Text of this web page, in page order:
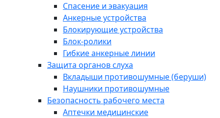
Спасение и эвакуация
Анкерные устройства
Блокирующие устройства
Блок-ролики
Гибкие анкерные линии
Защита органов слуха
Вкладыши противошумные (беруши)
Наушники противошумные
Безопасность рабочего места
Аптечки медицинские